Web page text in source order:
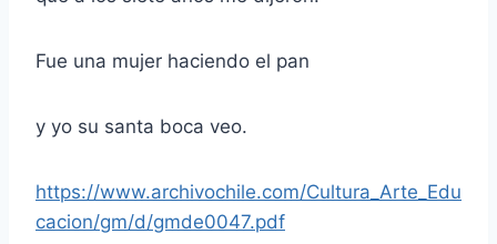
Fue una mujer haciendo el pan
y yo su santa boca veo.
https://www.archivochile.com/Cultura_Arte_Edu
cacion/gm/d/gmde0047.pdf